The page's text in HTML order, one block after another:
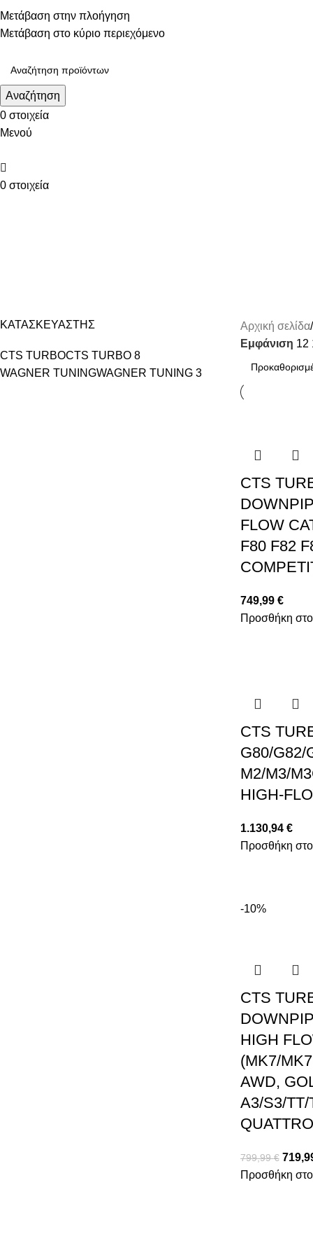
Μετάβαση στην πλοήγηση
Μετάβαση στο κύριο περιεχόμενο
Τηλεφωνικές παραγγελίες: 211 75 05 815
Αναζήτηση
0 στοιχεία
Μενού
0 στοιχεία
ΚΑΤΑΣΚΕΥΑΣΤΗΣ
CTS TURBOCTS TURBO 8
WAGNER TUNINGWAGNER TUNING 3
Αρχική σελίδα
Εμφάνιση 12
CTS
FLOW
F80 F82
749,99 €
Προσθήκη στο
CTS
G80/G82/
M2/M3/
HIGH-
1.130,94 €
Προσθήκη στο
-10%
CTS
HIGH
(MK7/
AWD,
A3/S3/TT/
799,99€
Προσθήκη στο